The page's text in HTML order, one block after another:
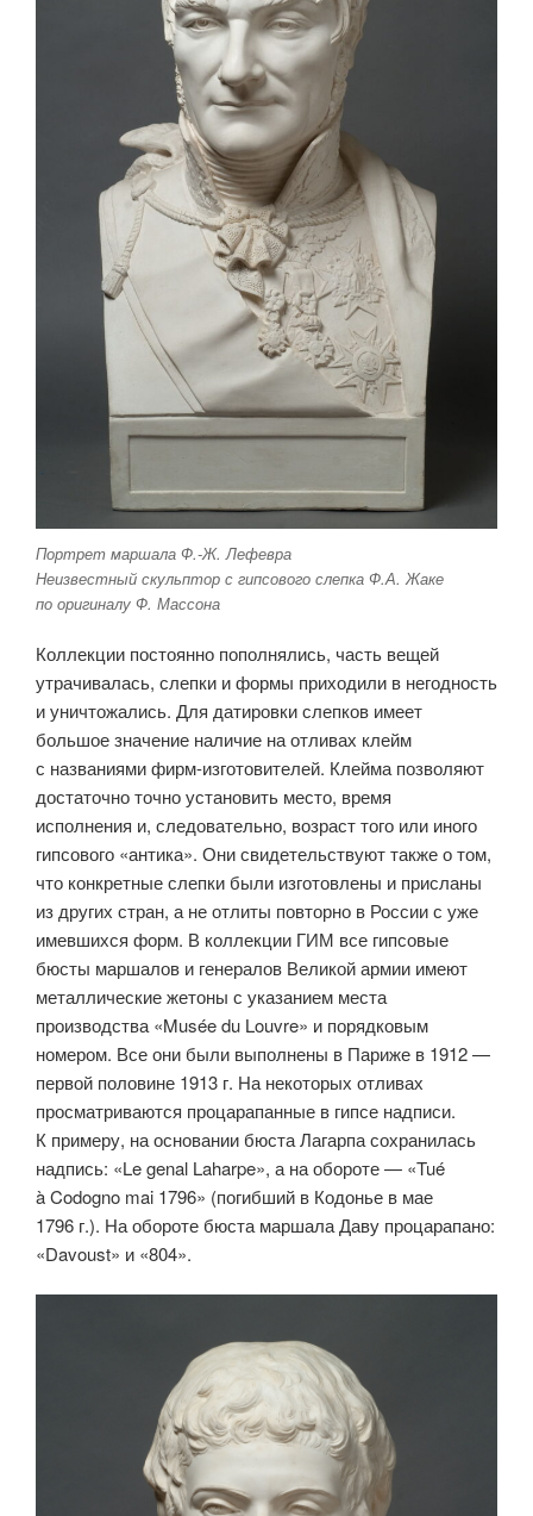
Портрет маршала Ф.-Ж. Лефевра
Неизвестный скульптор с гипсового слепка Ф.А. Жаке
по оригиналу Ф. Массона
Коллекции постоянно пополнялись, часть вещей
утрачивалась, слепки и формы приходили в негодность
и уничтожались. Для датировки слепков имеет
большое значение наличие на отливах клейм
с названиями фирм-изготовителей. Клейма позволяют
достаточно точно установить место, время
исполнения и, следовательно, возраст того или иного
гипсового «антика». Они свидетельствуют также о том,
что конкретные слепки были изготовлены и присланы
из других стран, а не отлиты повторно в России с уже
имевшихся форм. В коллекции ГИМ все гипсовые
бюсты маршалов и генералов Великой армии имеют
металлические жетоны с указанием места
производства «Musée du Louvre» и порядковым
номером. Все они были выполнены в Париже в 1912 —
первой половине 1913 г. На некоторых отливах
просматриваются процарапанные в гипсе надписи.
К примеру, на основании бюста Лагарпа сохранилась
надпись: «Le genal Laharpe», а на обороте — «Tué
à Codogno mai 1796» (погибший в Кодонье в мае
1796 г.). На обороте бюста маршала Даву процарапано:
«Davoust» и «804».